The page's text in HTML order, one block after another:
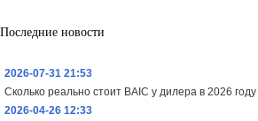
Последние новости
2026-07-31 21:53
Сколько реально стоит BAIC у дилера в 2026
2026-04-26 12:33